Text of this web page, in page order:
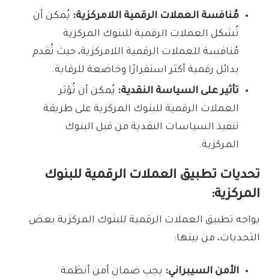
مُنافسة العملات الرقمية اللامركزية: يُمكن أن
تُشكل العملات الرقمية للبنوك المركزية
مُنافسة للعملات الرقمية اللامركزية، حيث تُقدم
بدائل رقمية أكثر استقرارًا وخاضعة للرقابة.
تأثير على السياسة النقدية: يُمكن أن تُؤثر
العملات الرقمية للبنوك المركزية على طريقة
تنفيذ السياسات النقدية من قبل البنوك
المركزية.
تحديات تطبيق العملات الرقمية للبنوك
المركزية:
يواجه تطبيق العملات الرقمية للبنوك المركزية بعض
التحديات، من بينها:
الأمن السيبراني: يجب ضمان أمن أنظمة